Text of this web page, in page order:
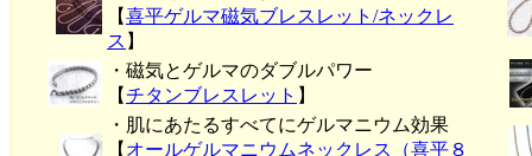
【喜平ゲルマ磁気ブレスレット/ネックレ
ス 】
・磁気とゲルマのダブルパワー
【チタンブレスレット 】
・肌にあたるすべてにゲルマニウム効果
【 オールゲルマニウムネックレス（喜平８